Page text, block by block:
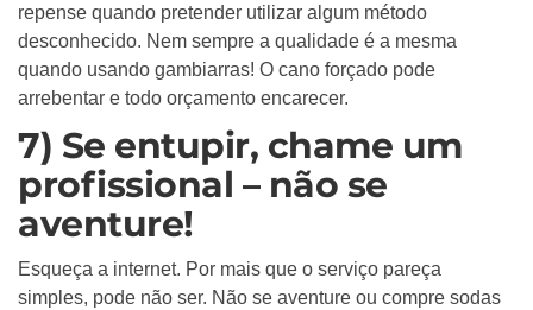
repense quando pretender utilizar algum método
desconhecido. Nem sempre a qualidade é a mesma
quando usando gambiarras! O cano forçado pode
arrebentar e todo orçamento encarecer.
7) Se entupir, chame um
profissional – não se
aventure!
Esqueça a internet. Por mais que o serviço pareça
simples, pode não ser. Não se aventure ou compre sodas